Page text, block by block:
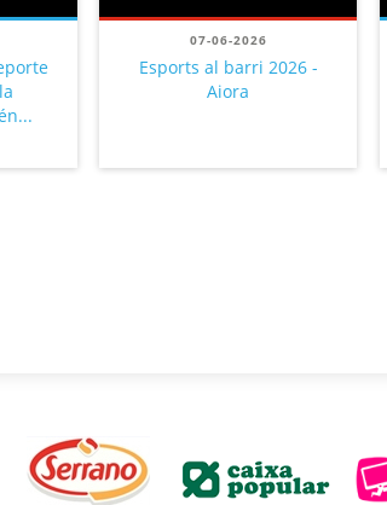
07-06-2026
Esports al barri 2026 -
Aiora